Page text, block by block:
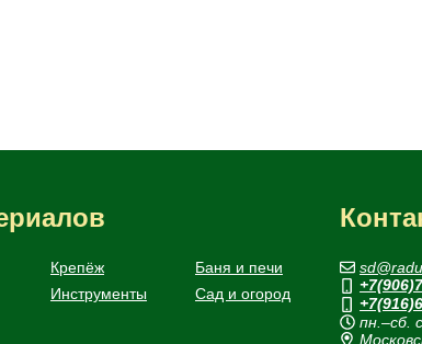
Крепёж
Баня и печи
Инструменты Сад и огород
пн.–сб.